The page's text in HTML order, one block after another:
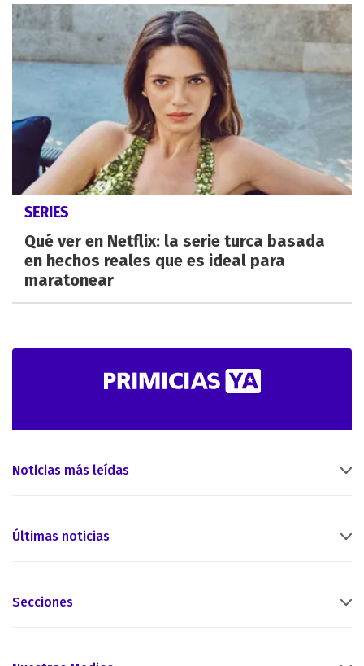
SERIES
Qué ver en Netflix: la serie turca basada
en hechos reales que es ideal para
maratonear
Noticias más leídas
Últimas noticias
Secciones